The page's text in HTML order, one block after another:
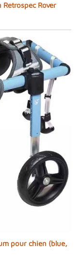
Rover
pour chien (blue,